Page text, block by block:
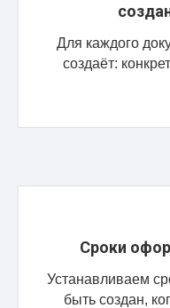
Для каждого
создаёт:
Сроки
Устанавливаем
быть создан,